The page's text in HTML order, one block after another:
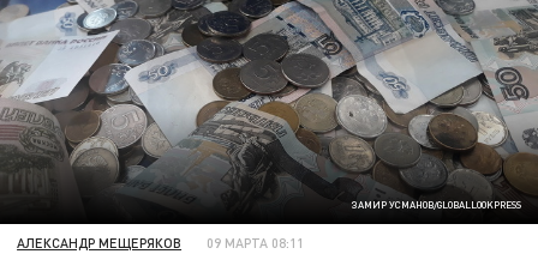
ЗАМИР УСМАНОВ/GLOBALLOOKPRESS
АЛЕКСАНДР МЕЩЕРЯКОВ 09 МАРТА 08:11